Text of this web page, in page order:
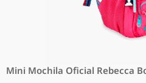
Mini Mochila Oficial Rebecca